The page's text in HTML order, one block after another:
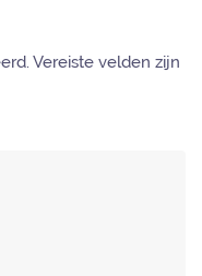
Vereiste velden zijn